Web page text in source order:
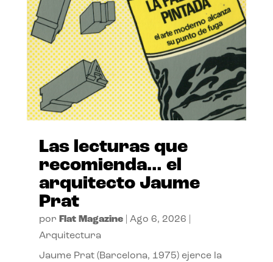
Las lecturas que
recomienda… el
arquitecto Jaume
Prat
por Flat Magazine| Ago 6, 2026
Arquitectura
Jaume Prat (Barcelona, 1975) ejerce la